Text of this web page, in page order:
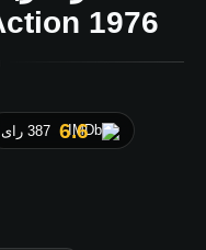
1976
6.6 387 رای